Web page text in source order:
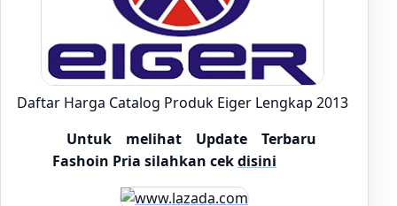
Daftar Harga Catalog Produk Eiger Lengkap 2013
Untuk melihat Update Terbaru
Fashoin Pria silahkan cekdisini